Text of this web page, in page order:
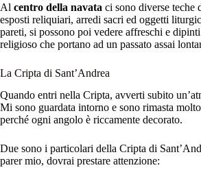
Al centro della navata ci sono diverse teche
esposti reliquiari, arredi sacri ed oggetti
pareti, si possono poi vedere affreschi e
religioso che portano ad un passato assai
La Cripta di Sant’Andrea
Quando entri nella Cripta, avverti subito
Mi sono guardata intorno e sono rimasta
perché ogni angolo è riccamente decorato.
Due sono i particolari della Cripta di
parer mio, dovrai prestare attenzione: